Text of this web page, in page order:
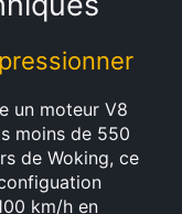
un moteur V8
moins de 550
de Woking, ce
km/h en